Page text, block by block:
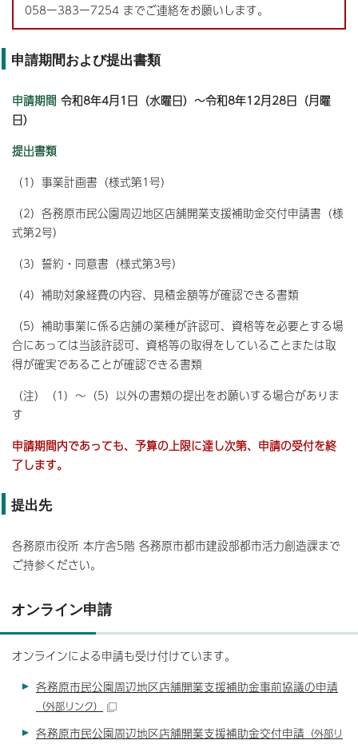
058ー383ー7254 までご連絡をお願いします。
申請期間および提出書類
申請期間 令和8年4月1日（水曜日）～令和8年12月28日（月曜
日）
提出書類
（1）事業計画書（様式第1号）
（2）各務原市民公園周辺地区店舗開業支援補助金交付申請書（様
式第2号）
（3）誓約・同意書（様式第3号）
（4）補助対象経費の内容、見積金額等が確認できる書類
（5）補助事業に係る店舗の業種が許認可、資格等を必要とする場
合にあっては当該許認可、資格等の取得をしていることまたは取
得が確実であることが確認できる書類
（注）（1）～（5）以外の書類の提出をお願いする場合がありま
す
申請期間内であっても、予算の上限に達し次第、申請の受付を終
了します。
提出先
各務原市役所 本庁舎5階 各務原市都市建設部都市活力創造課まで
ご持参ください。
オンライン申請
オンラインによる申請も受け付けています。
各務原市民公園周辺地区店舗開業支援補助金事前協議の申請
（外部リンク）
各務原市民公園周辺地区店舗開業支援補助金交付申請 （外部リ